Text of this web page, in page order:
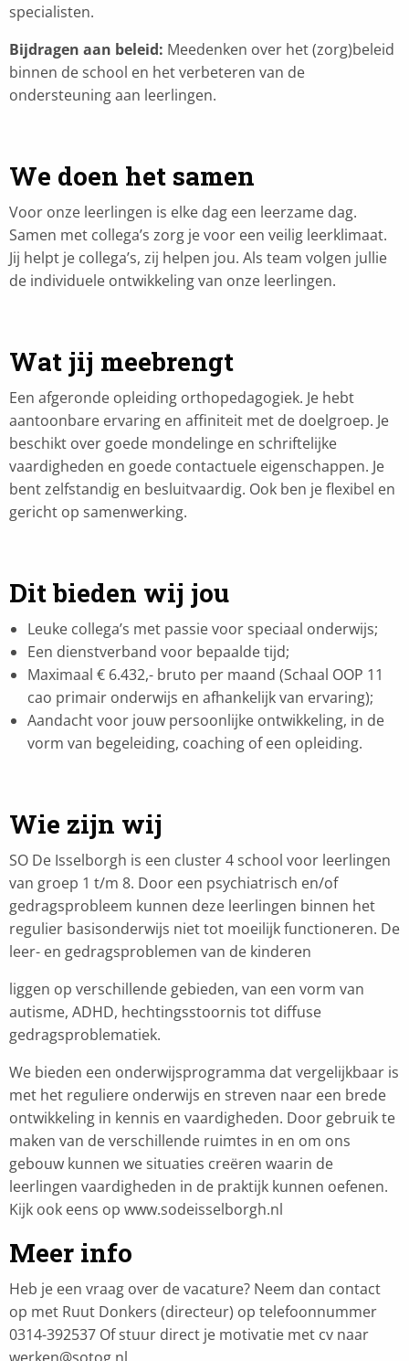
specialisten.
Bijdragen aan beleid: Meedenken over het (zorg)beleid
binnen de school en het verbeteren van de
ondersteuning aan leerlingen.
We doen het samen
Voor onze leerlingen is elke dag een leerzame dag.
Samen met collega’s zorg je voor een veilig leerklimaat.
Jij helpt je collega’s, zij helpen jou. Als team volgen jullie
de individuele ontwikkeling van onze leerlingen.
Wat jij meebrengt
Een afgeronde opleiding orthopedagogiek. Je hebt
aantoonbare ervaring en affiniteit met de doelgroep. Je
beschikt over goede mondelinge en schriftelijke
vaardigheden en goede contactuele eigenschappen. Je
bent zelfstandig en besluitvaardig. Ook ben je flexibel en
gericht op samenwerking.
Dit bieden wij jou
Leuke collega’s met passie voor speciaal onderwijs;
Een dienstverband voor bepaalde tijd;
Maximaal € 6.432,- bruto per maand (Schaal OOP 11
cao primair onderwijs en afhankelijk van ervaring);
Aandacht voor jouw persoonlijke ontwikkeling, in de
vorm van begeleiding, coaching of een opleiding.
Wie zijn wij
SO De Isselborgh is een cluster 4 school voor leerlingen
van groep 1 t/m 8. Door een psychiatrisch en/of
gedragsprobleem kunnen deze leerlingen binnen het
regulier basisonderwijs niet tot moeilijk functioneren. De
leer- en gedragsproblemen van de kinderen
liggen op verschillende gebieden, van een vorm van
autisme, ADHD, hechtingsstoornis tot diffuse
gedragsproblematiek.
We bieden een onderwijsprogramma dat vergelijkbaar is
met het reguliere onderwijs en streven naar een brede
ontwikkeling in kennis en vaardigheden. Door gebruik te
maken van de verschillende ruimtes in en om ons
gebouw kunnen we situaties creëren waarin de
leerlingen vaardigheden in de praktijk kunnen oefenen.
Kijk ook eens op www.sodeisselborgh.nl
Meer info
Heb je een vraag over de vacature? Neem dan contact
op met Ruut Donkers (directeur) op telefoonnummer
0314-392537 Of stuur direct je motivatie met cv naar
werken@sotog.nl